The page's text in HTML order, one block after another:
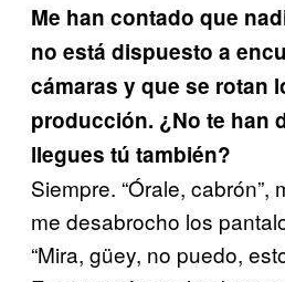
Me han contado que
no está dispuesto a
cámaras y que se rotan
producción. ¿No te han
llegues tú también?
Siempre. “Órale, cabrón”,
me desabrocho los
“Mira, güey, no puedo,